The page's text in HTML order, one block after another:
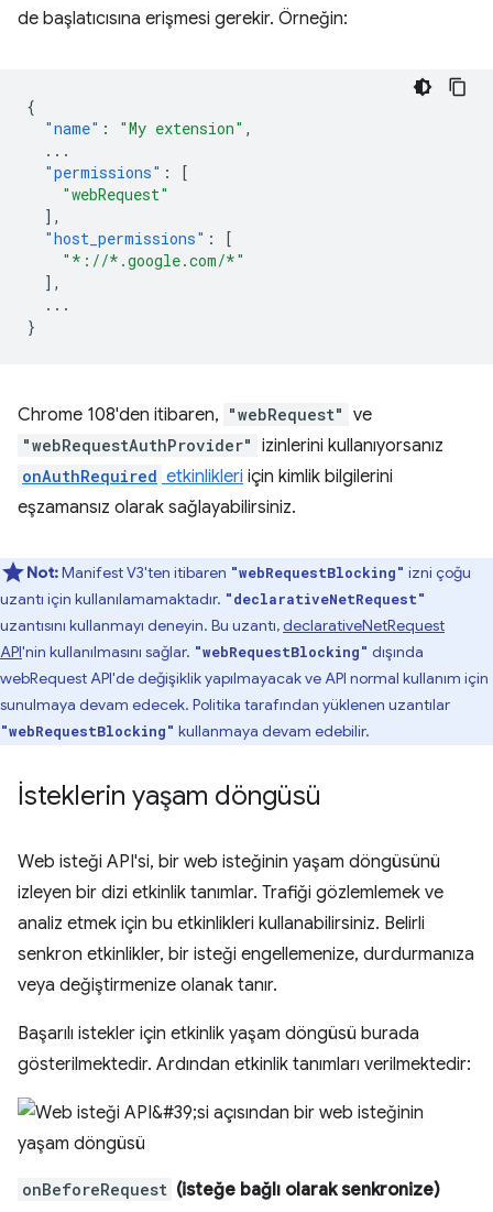
de başlatıcısına erişmesi gerekir. Örneğin:
{
"name" : "My extension" ,
...
"permissions" :
[
"webRequest"
],
"host_permissions" :
[
"*://*.google.com/*"
],
...
}
Chrome 108'den itibaren, "webRequest" ve
"webRequestAuthProvider" izinlerini kullanıyorsanız
onAuthRequired etkinlikleri için kimlik bilgilerini
eşzamansız olarak sağlayabilirsiniz.
Not:Manifest V3'ten itibaren "webRequestBlocking" izni çoğu
uzantı için kullanılamamaktadır. "declarativeNetRequest"
uzantısını kullanmayı deneyin. Bu uzantı,declarativeNetRequest
API'nin kullanılmasını sağlar. "webRequestBlocking" dışında
webRequest API'de değişiklik yapılmayacak ve API normal kullanım için
sunulmaya devam edecek. Politika tarafından yüklenen uzantılar
"webRequestBlocking" kullanmaya devam edebilir.
İsteklerin yaşam döngüsü
Web isteği API'si, bir web isteğinin yaşam döngüsünü
izleyen bir dizi etkinlik tanımlar. Trafiği gözlemlemek ve
analiz etmek için bu etkinlikleri kullanabilirsiniz. Belirli
senkron etkinlikler, bir isteği engellemenize, durdurmanıza
veya değiştirmenize olanak tanır.
Başarılı istekler için etkinlik yaşam döngüsü burada
gösterilmektedir. Ardından etkinlik tanımları verilmektedir:
onBeforeRequest (isteğe bağlı olarak senkronize)